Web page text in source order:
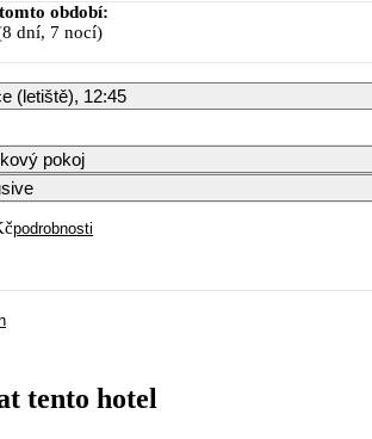
PO ÚT ST
období:
dní, 7 nocí)
(letiště), 12:45
pokoj
podrobnosti
tento hotel